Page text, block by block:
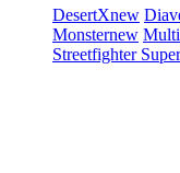
DesertXnew
Monsternew
Streetfighter